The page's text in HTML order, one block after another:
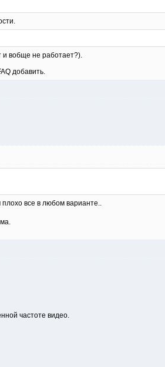
и вобще не работает?).
добавить.
все в любом варианте..
частоте видео.